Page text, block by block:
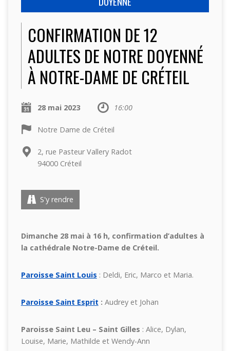
CONFIRMATION DE 12
ADULTES DE NOTRE DOYENNÉ
À NOTRE-DAME DE CRÉTEIL
28 mai 2023 16:00
Notre Dame de Créteil
2, rue Pasteur Vallery Radot
94000 Créteil
S'y rendre
Dimanche 28 mai à 16 h, confirmation d’adultes à
la cathédrale Notre-Dame de Créteil.
Paroisse Saint Louis : Deldi, Eric, Marco et Maria.
Paroisse Saint Esprit : Audrey et Johan
Paroisse Saint Leu – Saint Gilles : Alice, Dylan,
Louise, Marie, Mathilde et Wendy-Ann